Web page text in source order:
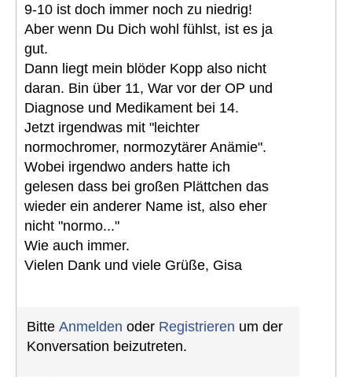
9-10 ist doch immer noch zu niedrig!
Aber wenn Du Dich wohl fühlst, ist es ja
gut.
Dann liegt mein blöder Kopp also nicht
daran. Bin über 11, War vor der OP und
Diagnose und Medikament bei 14.
Jetzt irgendwas mit "leichter
normochromer, normozytärer Anämie".
Wobei irgendwo anders hatte ich
gelesen dass bei großen Plättchen das
wieder ein anderer Name ist, also eher
nicht "normo..."
Wie auch immer.
Vielen Dank und viele Grüße, Gisa
Bitte Anmelden oder Registrieren um der
Konversation beizutreten.